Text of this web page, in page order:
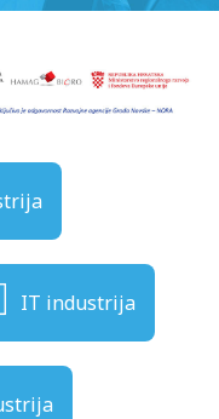
IT industrija